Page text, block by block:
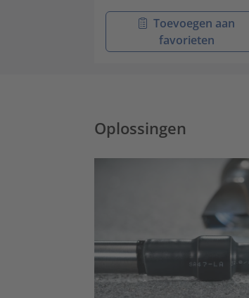
Toevoegen aan
favorieten
Oplossingen